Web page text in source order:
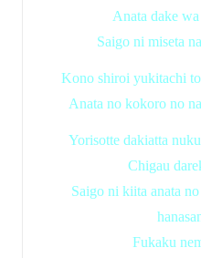
Anata dake
Saigo ni miseta
Kono shiroi yukitachi
Anata no kokoro no
Yorisotte dakiatta
Chigau
Saigo ni kiita anata
Fukaku